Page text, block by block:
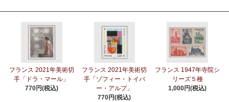
フランス 2021年美術切
手「ドラ・マール」
770円(税込)
フランス 2021年美術切
手「ゾフィー・トイバ
ー・アルプ」
770円(税込)
フランス 1947年寺院シ
リーズ５種
1,000円(税込)